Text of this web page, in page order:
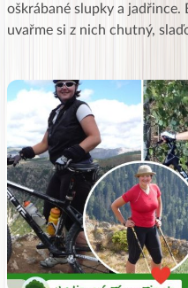
oškrábané slupky a jadřince.
uvařme si z nich chutný,